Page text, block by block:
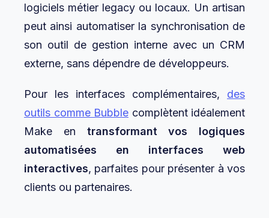
logiciels métier legacy ou locaux. Un artisan
peut ainsi automatiser la synchronisation de
son outil de gestion interne avec un CRM
externe, sans dépendre de développeurs.
Pour les interfaces complémentaires, des
outils comme Bubble complètent idéalement
Make en transformant vos logiques
automatisées en interfaces web
interactives, parfaites pour présenter à vos
clients ou partenaires.